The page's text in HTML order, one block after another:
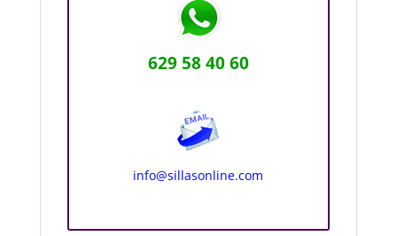
629 58 40 60
info@sillasonline.com